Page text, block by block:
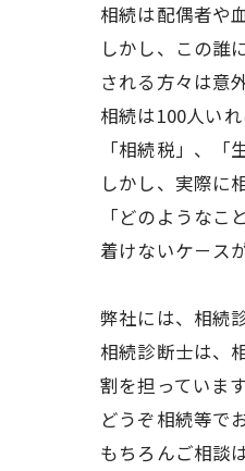
相続は配偶者や
しかし、この誰
される方々は意
相続は100人い
「相続税」、「
しかし、実際に
「どのような
着けないケ－ス
弊社には、相続
相続診断士は、
割を担っています
どうぞ相続等で
もちろんご相談